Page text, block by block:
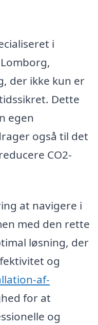
i
der ikke kun er
Dette
egen
også til det
CO2-
at navigere i
med den rette
løsning, der
og
af-
for at
og